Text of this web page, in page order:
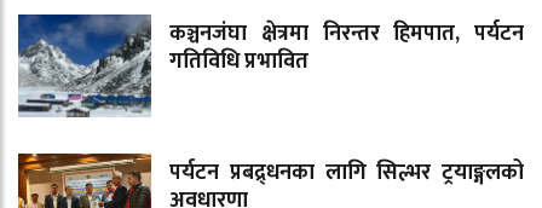
कञ्चनजंघा क्षेत्रमा निरन्तर हिमपात, पर्यटन
गतिविधि प्रभावित
पर्यटन प्रबद्र्धनका लागि सिल्भर ट्रयाङ्गलको
अवधारणा